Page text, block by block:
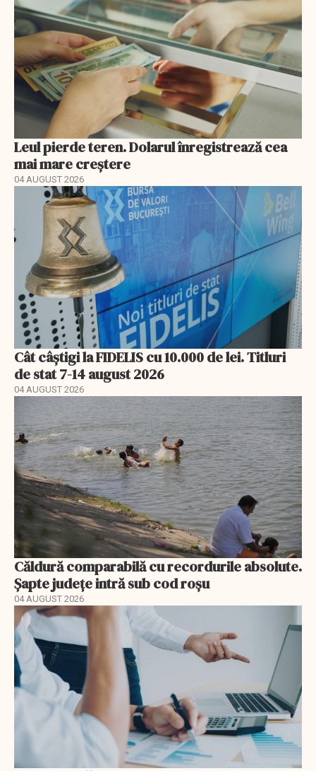
Leul pierde teren. Dolarul înregistrează cea
mai mare creștere
04 AUGUST 2026
Cât câștigi la FIDELIS cu 10.000 de lei. Titluri
de stat 7-14 august 2026
04 AUGUST 2026
Căldură comparabilă cu recordurile absolute.
Șapte județe intră sub cod roșu
04 AUGUST 2026